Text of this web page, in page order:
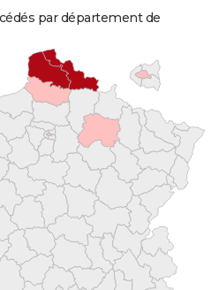
par département de